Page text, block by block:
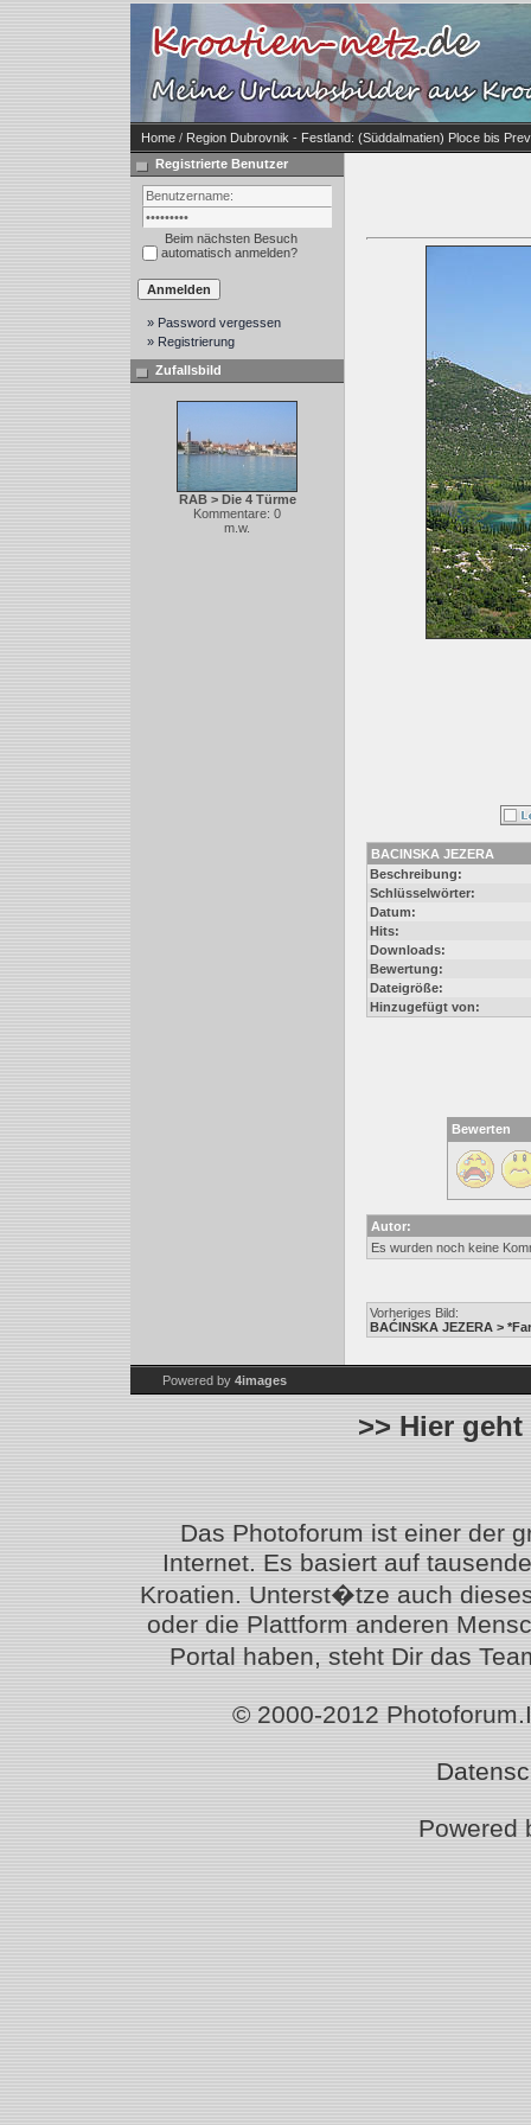
Home / Region Dubrovnik - Festland: (Süddalmatien) Ploce bis
Registrierte Benutzer
Beim nächsten Besuch
automatisch anmelden?
» Password vergessen
» Registrierung
Zufallsbild
RAB > Die 4 Türme
Kommentare: 0
m.w.
BACINSKA JEZERA
Beschreibung:
Schlüsselwörter:
Datum:
Hits:
Downloads:
Bewertung:
Dateigröße:
Hinzugefügt von:
Bewerten
Autor:
Es wurden noch keine
Vorheriges Bild:
BAĆINSKA JEZERA >
Powered by 4images
>> Hier
Das Photoforum ist einer der
Internet. Es basiert auf
Kroatien. Unterst�tze auch
oder die Plattform anderen
Portal haben, steht Dir das
© 2000-2012
Powered